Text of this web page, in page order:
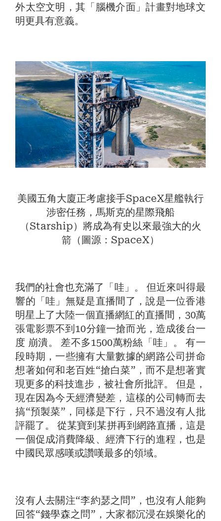
外太空文明，其「腦機介面」計畫對地球文
明更具有意義。
美國五角大廈正考慮接手SpaceX星艦執行
涉密任務，馬斯克的星際飛船
（Starship）將成為有史以來最強大的火
箭（圖源：SpaceX）
我們的社會也充滿了「哇」。 但近來叫得最
響的「哇」無疑是直播間了，說是一位香港
明星上了大陸一個直播網紅的直播間，30萬
張電影票不到10分鐘一搶而光，造成後台一
度 崩潰。 差不多1500萬粉絲「哇」。 有一
段時期，一些擁有大量數據的網路公司拼命
想著如何和老百姓“搶白菜”，而不是想著實
現更多的科技進步，被社會所批評。 但是，
現在因為今天經濟變差，這樣的公司轉而去
搞“預製菜”，同樣是下行，只不過沒有人批
評罷了。 從某寶到某拼再到網路直播，這是
一個促成消費降級、經濟下行的進程，也是
中國民眾感嘆或讚嘆最多的領域。
沒有人去關注“李約瑟之問”，也沒有人能夠
回答“錢學森之問”，大家都沉浸在娛樂化的